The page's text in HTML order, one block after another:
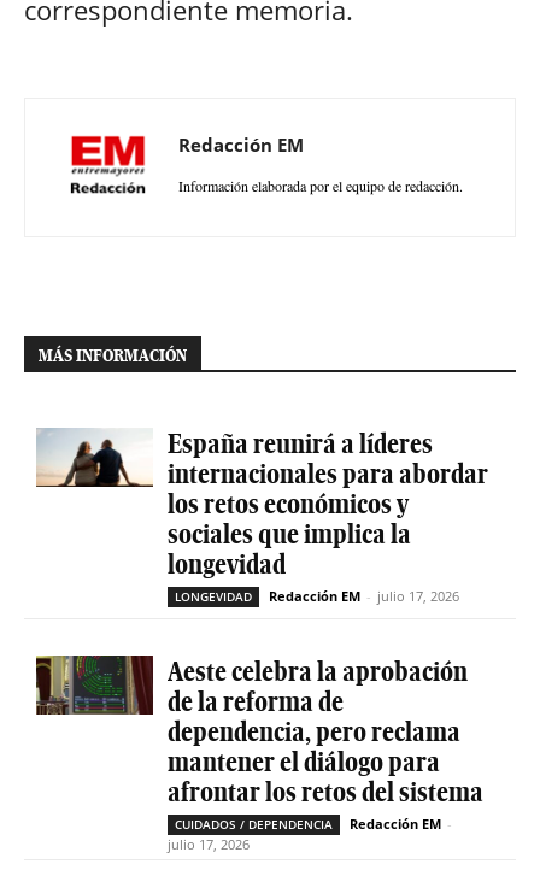
correspondiente memoria.
Redacción EM
Información elaborada por el equipo de redacción.
MÁS INFORMACIÓN
España reunirá a líderes
internacionales para abordar
los retos económicos y
sociales que implica la
longevidad
LONGEVIDAD Redacción EM - julio 17, 2026
Aeste celebra la aprobación
de la reforma de
dependencia, pero reclama
mantener el diálogo para
afrontar los retos del sistema
CUIDADOS / DEPENDENCIA Redacción EM -
julio 17, 2026